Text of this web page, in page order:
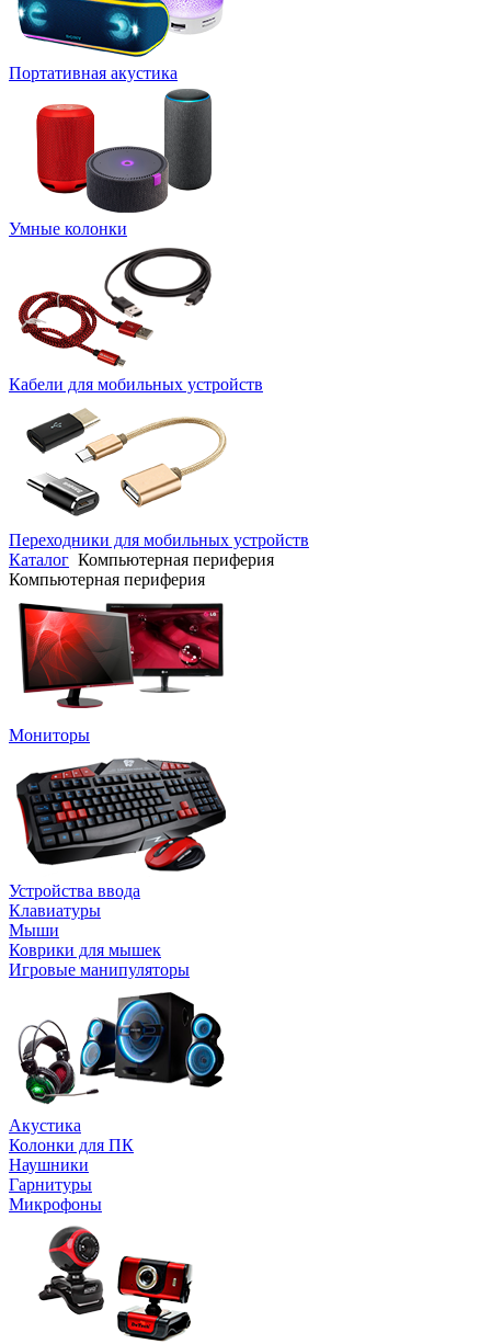
Портативная акустика
Умные колонки
Кабели для мобильных устройств
Переходники для мобильных устройств
Каталог Компьютерная периферия
Компьютерная периферия
Мониторы
Устройства ввода
Клавиатуры
Мыши
Коврики для мышек
Игровые манипуляторы
Акустика
Колонки для ПК
Наушники
Гарнитуры
Микрофоны